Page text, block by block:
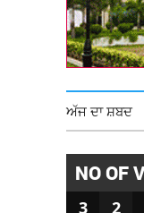
ਅੱਜ ਦਾ ਸ਼ਬਦ
NO OF
3 2